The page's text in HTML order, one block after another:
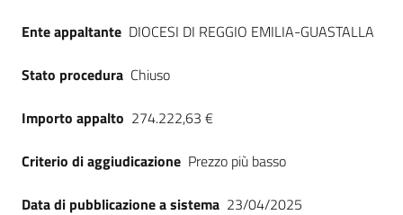
Seguici
Ente appaltante DIOCESI DI REGGIO EMILIA-GUASTALLA
Stato procedura Chiuso
Importo appalto 274.222,63 €
Criterio di aggiudicazione Prezzo più basso
Data di pubblicazione a sistema 23/04/2025